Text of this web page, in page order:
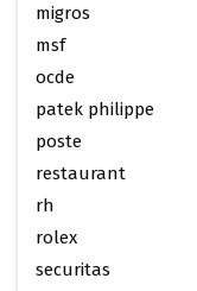
migros
msf
ocde
patek philippe
poste
restaurant
rh
rolex
securitas